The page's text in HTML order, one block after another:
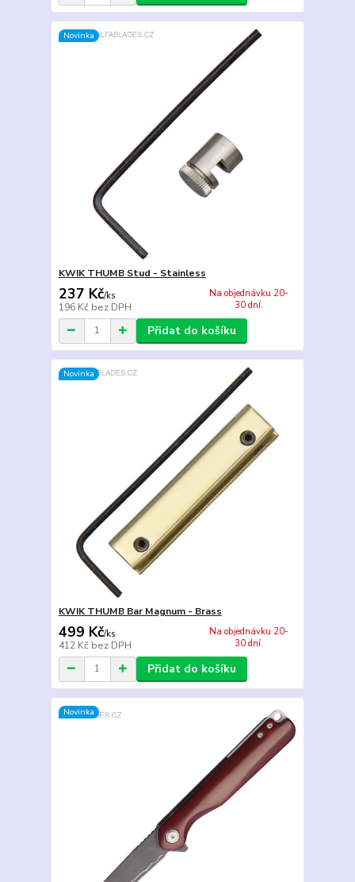
Novinka
KWIK THUMB Stud - Stainless
237 Kč/ks
196 Kč bez DPH
Na objednávku 20-
30 dní.
Přidat do košíku
Novinka
KWIK THUMB Bar Magnum - Brass
499 Kč/ks
412 Kč bez DPH
Na objednávku 20-
30 dní.
Přidat do košíku
Novinka